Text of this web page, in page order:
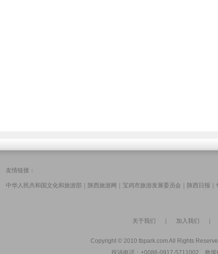
友情链接：
中华人民共和国文化和旅游部 陕西旅游网 宝鸡市旅游发展委员会 陕西日报
关于我们 加入我们
Copyright © 2010 tbpark.com All Rights
投诉电话：+0086-0917-5711002 救